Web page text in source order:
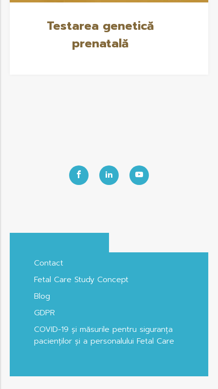
Testarea genetică
prenatală
Contact
Fetal Care Study Concept
Blog
GDPR
COVID-19 și măsurile pentru siguranța
pacienților și a personalului Fetal Care